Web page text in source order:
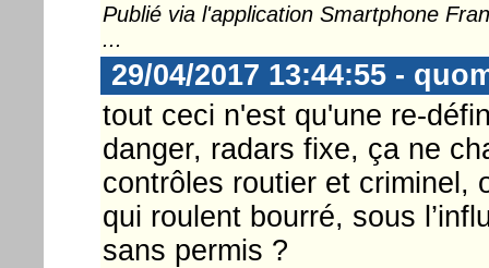
Publié via l'application Smartphone
...
29/04/2017 13:44:55 -
tout ceci n'est qu'une re-
danger, radars fixe, ça ne
contrôles routier et criminel,
qui roulent bourré, sous
sans permis ?